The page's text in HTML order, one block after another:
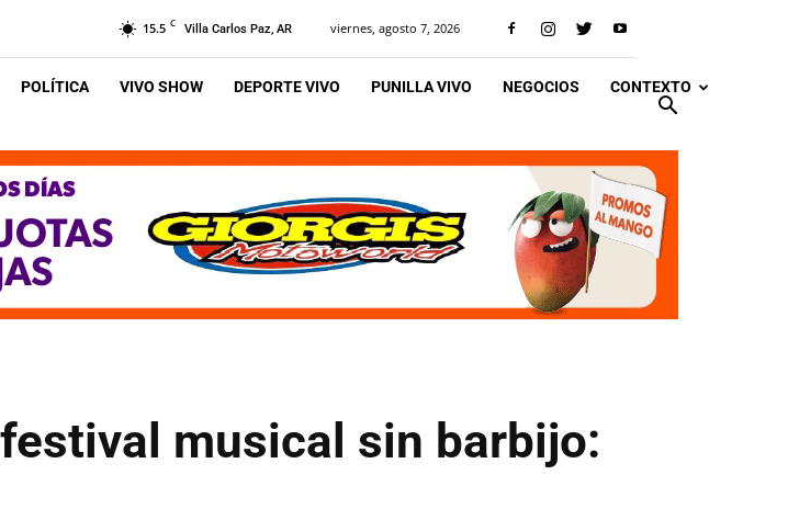
15.5 C Villa Carlos Paz, AR viernes, agosto 7, 2026
POLÍTICA VIVO SHOW DEPORTE VIVO PUNILLA VIVO NEGOCIOS CONTEXTO
musical sin barbijo: